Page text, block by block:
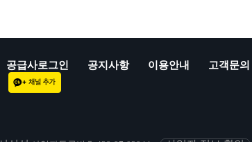
공급사로그인 공지사항 이용안내 고객문의